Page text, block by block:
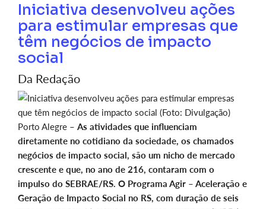
Iniciativa desenvolveu ações
para estimular empresas que
têm negócios de impacto
social
Da Redação
Porto Alegre – As atividades que influenciam
diretamente no cotidiano da sociedade, os chamados
negócios de impacto social, são um nicho de mercado
crescente e que, no ano de 216, contaram com o
impulso do SEBRAE/RS. O Programa Agir – Aceleração e
Geração de Impacto Social no RS, com duração de seis